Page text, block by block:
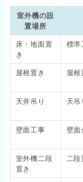
室外機の設
置場所
床・地面置
き
標準
屋根置き 屋
天井吊り 天
壁面工事 壁面
室外機二段
置き
二